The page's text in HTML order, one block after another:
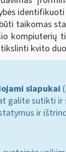
taikomas
kompiuterių
kvito
slapukai
galite sutikti
ir